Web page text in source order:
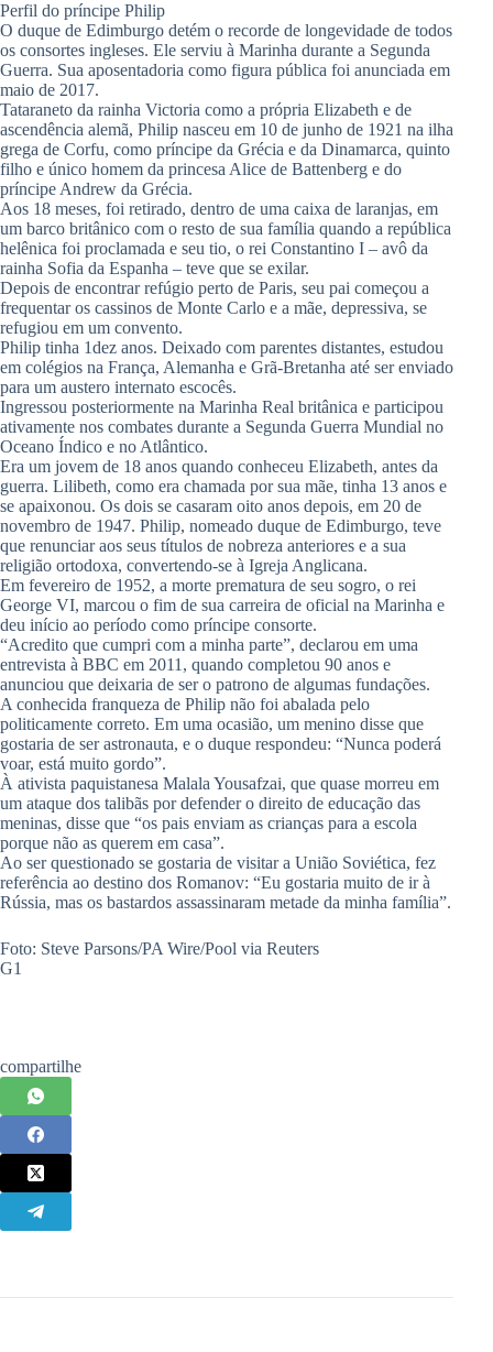
Perfil do príncipe Philip
O duque de Edimburgo detém o recorde de longevidade de todos
os consortes ingleses. Ele serviu à Marinha durante a Segunda
Guerra. Sua aposentadoria como figura pública foi anunciada em
maio de 2017.
Tataraneto da rainha Victoria como a própria Elizabeth e de
ascendência alemã, Philip nasceu em 10 de junho de 1921 na ilha
grega de Corfu, como príncipe da Grécia e da Dinamarca, quinto
filho e único homem da princesa Alice de Battenberg e do
príncipe Andrew da Grécia.
Aos 18 meses, foi retirado, dentro de uma caixa de laranjas, em
um barco britânico com o resto de sua família quando a república
helênica foi proclamada e seu tio, o rei Constantino I – avô da
rainha Sofia da Espanha – teve que se exilar.
Depois de encontrar refúgio perto de Paris, seu pai começou a
frequentar os cassinos de Monte Carlo e a mãe, depressiva, se
refugiou em um convento.
Philip tinha 1dez anos. Deixado com parentes distantes, estudou
em colégios na França, Alemanha e Grã-Bretanha até ser enviado
para um austero internato escocês.
Ingressou posteriormente na Marinha Real britânica e participou
ativamente nos combates durante a Segunda Guerra Mundial no
Oceano Índico e no Atlântico.
Era um jovem de 18 anos quando conheceu Elizabeth, antes da
guerra. Lilibeth, como era chamada por sua mãe, tinha 13 anos e
se apaixonou. Os dois se casaram oito anos depois, em 20 de
novembro de 1947. Philip, nomeado duque de Edimburgo, teve
que renunciar aos seus títulos de nobreza anteriores e a sua
religião ortodoxa, convertendo-se à Igreja Anglicana.
Em fevereiro de 1952, a morte prematura de seu sogro, o rei
George VI, marcou o fim de sua carreira de oficial na Marinha e
deu início ao período como príncipe consorte.
“Acredito que cumpri com a minha parte”, declarou em uma
entrevista à BBC em 2011, quando completou 90 anos e
anunciou que deixaria de ser o patrono de algumas fundações.
A conhecida franqueza de Philip não foi abalada pelo
politicamente correto. Em uma ocasião, um menino disse que
gostaria de ser astronauta, e o duque respondeu: “Nunca poderá
voar, está muito gordo”.
À ativista paquistanesa Malala Yousafzai, que quase morreu em
um ataque dos talibãs por defender o direito de educação das
meninas, disse que “os pais enviam as crianças para a escola
porque não as querem em casa”.
Ao ser questionado se gostaria de visitar a União Soviética, fez
referência ao destino dos Romanov: “Eu gostaria muito de ir à
Rússia, mas os bastardos assassinaram metade da minha família”.
Foto: Steve Parsons/PA Wire/Pool via Reuters
G1
compartilhe